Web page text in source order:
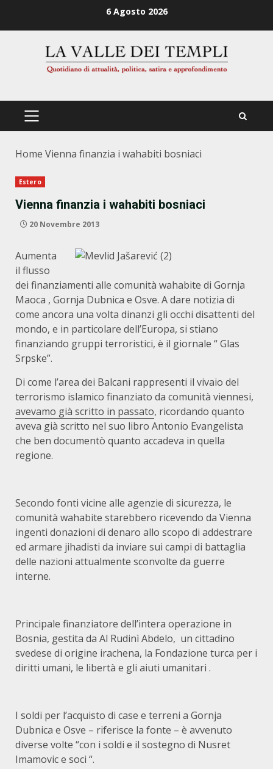
6 Agosto 2026
PRIMÄRES
Home Vienna finanzia i wahabiti bosniaci
Estero
Vienna finanzia i wahabiti bosniaci
20 Novembre 2013
Aumenta
il flusso
dei finanziamenti alle comunità wahabite di Gornja
Maoca , Gornja Dubnica e Osve. A dare notizia di
come ancora una volta dinanzi gli occhi disattenti del
mondo, e in particolare dell’Europa, si stiano
finanziando gruppi terroristici, è il giornale “ Glas
Srpske”.
Di come l’area dei Balcani rappresenti il vivaio del
terrorismo islamico finanziato da comunità viennesi,
avevamo già scritto in passato, ricordando quanto
aveva già scritto nel suo libro Antonio Evangelista
che ben documentò quanto accadeva in quella
regione.
Secondo fonti vicine alle agenzie di sicurezza, le
comunità wahabite starebbero ricevendo da Vienna
ingenti donazioni di denaro allo scopo di addestrare
ed armare jihadisti da inviare sui campi di battaglia
delle nazioni attualmente sconvolte da guerre
interne.
Principale finanziatore dell’intera operazione in
Bosnia, gestita da Al Rudinì Abdelo, un cittadino
svedese di origine irachena, la Fondazione turca per i
diritti umani, le libertà e gli aiuti umanitari .
I soldi per l’acquisto di case e terreni a Gornja
Dubnica e Osve – riferisce la fonte – è avvenuto
diverse volte “con i soldi e il sostegno di Nusret
Imamovic e soci “.